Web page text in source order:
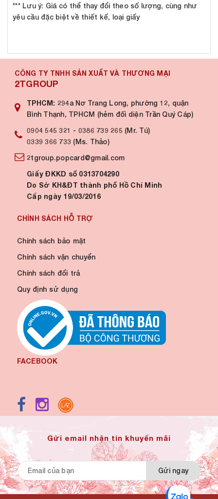
*** Lưu ý: Giá có thể thay đổi theo số lượng, cùng như
yêu cầu đặc biệt về thiết kế, loại giấy
CÔNG TY TNHH SẢN XUẤT VÀ THƯƠNG MẠI
2TGROUP
TPHCM: 294a Nơ Trang Long, phường 12, quận
Bình Thạnh, TPHCM (hẻm đối diện Trần Quý Cáp)
0904 545 321 - 0386 739 265 (Mr. Tú)
0339 366 733 (Ms. Thảo)
2tgroup.popcard@gmail.com
Giấy ĐKKD số 0313704290
Do Sở KH&ĐT thành phố Hồ Chí Minh
Cấp ngày 19/03/2016
CHÍNH SÁCH HỖ TRỢ
Chính sách bảo mật
Chính sách vận chuyển
Chính sách đổi trả
Quy định sử dụng
FACEBOOK
Gửi email nhận tin khuyến mãi
Gửi ngay